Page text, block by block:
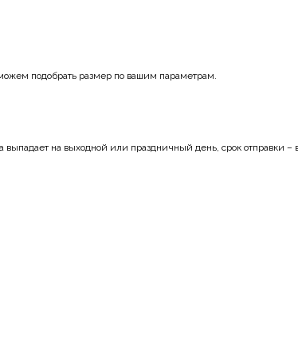
подобрать размер по вашим параметрам.
на выходной или праздничный день, срок отправки –